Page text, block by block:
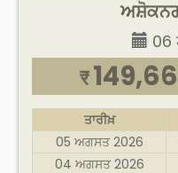
06
₹
ਤਾਰੀਖ਼
05 ਅਗਸਤ 2026
04 ਅਗਸਤ 2026